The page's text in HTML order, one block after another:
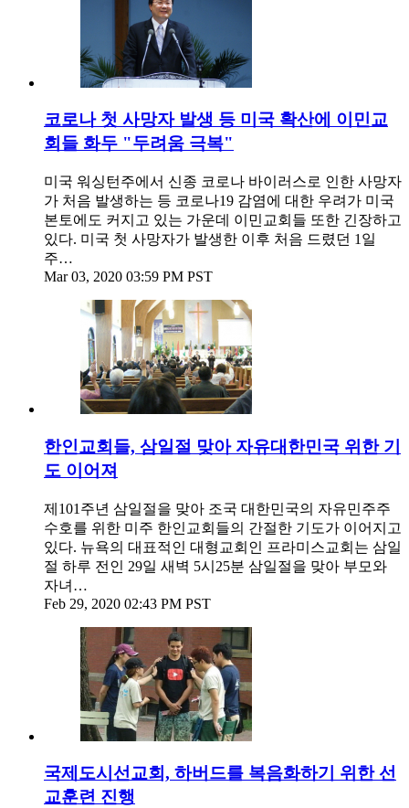
코로나 첫 사망자 발생 등 미국 확산에 이민교
회들 화두 "두려움 극복"
미국 워싱턴주에서 신종 코로나 바이러스로 인한 사망자
가 처음 발생하는 등 코로나19 감염에 대한 우려가 미국
본토에도 커지고 있는 가운데 이민교회들 또한 긴장하고
있다. 미국 첫 사망자가 발생한 이후 처음 드렸던 1일
주…
Mar 03, 2020 03:59 PM PST
한인교회들, 삼일절 맞아 자유대한민국 위한 기
도 이어져
제101주년 삼일절을 맞아 조국 대한민국의 자유민주주
수호를 위한 미주 한인교회들의 간절한 기도가 이어지고
있다. 뉴욕의 대표적인 대형교회인 프라미스교회는 삼일
절 하루 전인 29일 새벽 5시25분 삼일절을 맞아 부모와
자녀…
Feb 29, 2020 02:43 PM PST
국제도시선교회, 하버드를 복음화하기 위한 선
교훈련 진행